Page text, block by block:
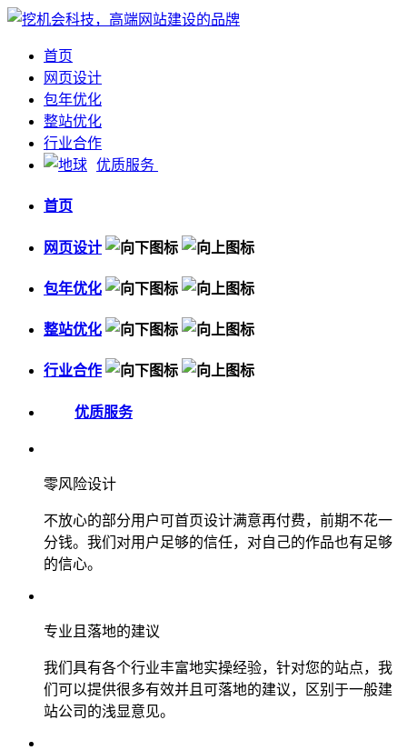
首页
网页设计
包年优化
整站优化
行业合作
优质服务
首页
网页设计
包年优化
整站优化
行业合作
优质服务
零风险设计
不放心的部分用户可首页设计满意再付费，前期不花一
分钱。我们对用户足够的信任，对自己的作品也有足够
的信心。
专业且落地的建议
我们具有各个行业丰富地实操经验，针对您的站点，我
们可以提供很多有效并且可落地的建议，区别于一般建
站公司的浅显意见。